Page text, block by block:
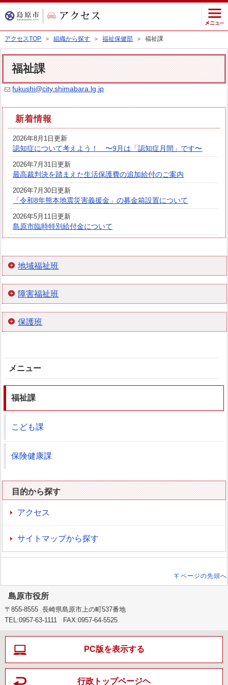
アクセスTOP ＞組織から探す ＞福祉保健部 ＞ 福祉課
福祉課
fukushi@city.shimabara.lg.jp
新着情報
2026年8月1日更新
認知症について考えよう！ 〜9月は「認知症月間」です〜
2026年7月31日更新
最高裁判決を踏まえた生活保護費の追加給付のご案内
2026年7月30日更新
「令和8年熊本地震災害義援金」の募金箱設置について
2026年5月11日更新
島原市臨時特別給付金について
地域福祉班
障害福祉班
保護班
メニュー
福祉課
こども課
保険健康課
目的から探す
アクセス
サイトマップから探す
ページの先頭へ
島原市役所
〒855-8555 長崎県島原市上の町537番地
TEL:0957-63-1111 FAX:0957-64-5525
PC版を表示する
行政トップページヘ